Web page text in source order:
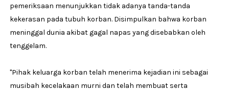
pemeriksaan menunjukkan tidak adanya tanda-tanda
kekerasan pada tubuh korban. Disimpulkan bahwa korban
meninggal dunia akibat gagal napas yang disebabkan oleh
tenggelam.
"Pihak keluarga korban telah menerima kejadian ini sebagai
musibah kecelakaan murni dan telah membuat serta